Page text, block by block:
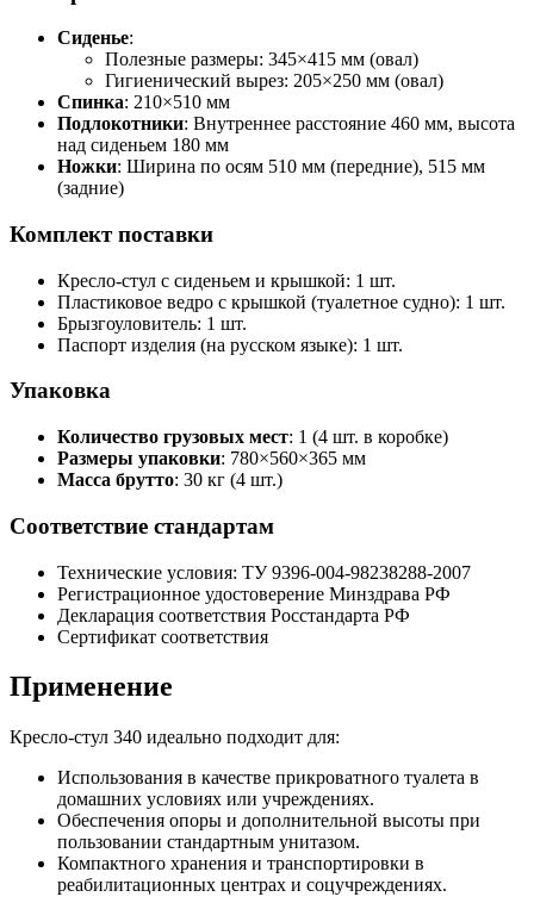
Сиденье:
Полезные размеры: 345×415 мм (овал)
Гигиенический вырез: 205×250 мм (овал)
Спинка: 210×510 мм
Подлокотники: Внутреннее расстояние 460 мм, высота
над сиденьем 180 мм
Ножки: Ширина по осям 510 мм (передние), 515 мм
(задние)
Комплект поставки
Кресло-стул с сиденьем и крышкой: 1 шт.
Пластиковое ведро с крышкой (туалетное судно): 1 шт.
Брызгоуловитель: 1 шт.
Паспорт изделия (на русском языке): 1 шт.
Упаковка
Количество грузовых мест: 1 (4 шт. в коробке)
Размеры упаковки: 780×560×365 мм
Масса брутто: 30 кг (4 шт.)
Соответствие стандартам
Технические условия: ТУ 9396-004-98238288-2007
Регистрационное удостоверение Минздрава РФ
Декларация соответствия Росстандарта РФ
Сертификат соответствия
Применение
Кресло-стул 340 идеально подходит для:
Использования в качестве прикроватного туалета в
домашних условиях или учреждениях.
Обеспечения опоры и дополнительной высоты при
пользовании стандартным унитазом.
Компактного хранения и транспортировки в
реабилитационных центрах и соцучреждениях.